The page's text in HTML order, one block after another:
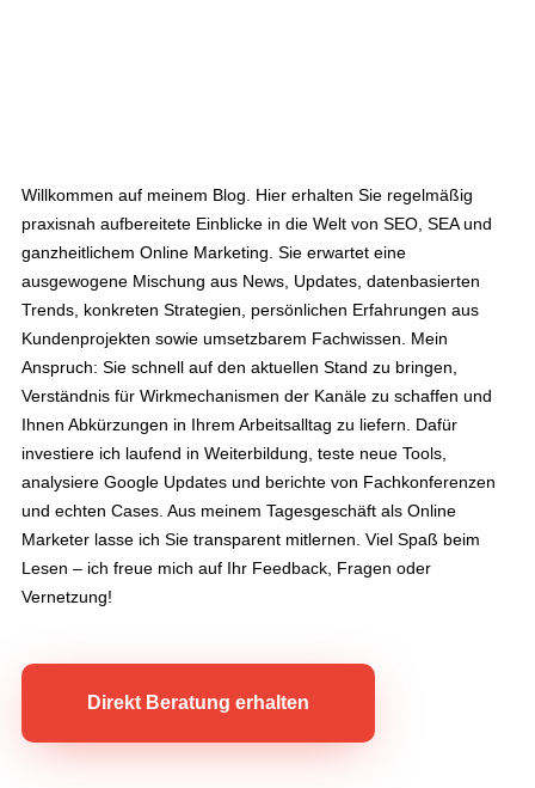
Willkommen auf meinem Blog. Hier erhalten Sie regelmäßig
praxisnah aufbereitete Einblicke in die Welt von SEO, SEA und
ganzheitlichem Online Marketing. Sie erwartet eine
ausgewogene Mischung aus News, Updates, datenbasierten
Trends, konkreten Strategien, persönlichen Erfahrungen aus
Kundenprojekten sowie umsetzbarem Fachwissen. Mein
Anspruch: Sie schnell auf den aktuellen Stand zu bringen,
Verständnis für Wirkmechanismen der Kanäle zu schaffen und
Ihnen Abkürzungen in Ihrem Arbeitsalltag zu liefern. Dafür
investiere ich laufend in Weiterbildung, teste neue Tools,
analysiere Google Updates und berichte von Fachkonferenzen
und echten Cases. Aus meinem Tagesgeschäft als Online
Marketer lasse ich Sie transparent mitlernen. Viel Spaß beim
Lesen – ich freue mich auf Ihr Feedback, Fragen oder
Vernetzung!
Direkt Beratung erhalten